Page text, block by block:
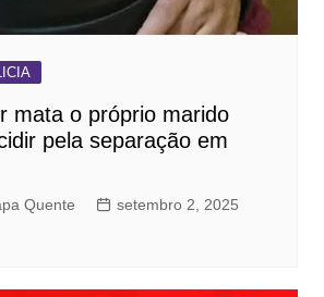
mata o próprio marido
pela separação em
Quente
setembro 2, 2025